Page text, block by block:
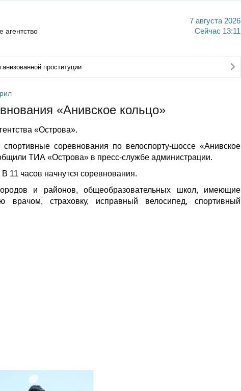
7 августа 2026
Сейчас 13:11
проституции
«Анивское кольцо»
«Острова».
соревнования по велоспорту-шоссе «Анивское
ТИА «Острова» в пресс-службе администрации.
11 часов начнутся соревнования.
и районов, общеобразовательных школ, имеющие
врачом, страховку, исправный велосипед, спортивный